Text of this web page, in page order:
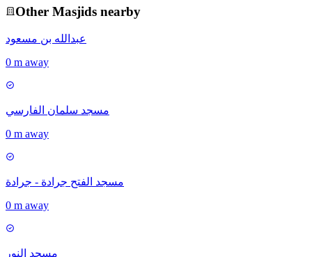
Other Masjids nearby
عبدالله بن مسعود
0 m away
مسجد سلمان الفارسي
0 m away
مسجد الفتح جرادة - جرادة
0 m away
مسجد النور